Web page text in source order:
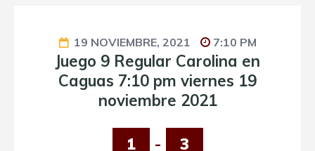
19 NOVIEMBRE, 2021 7:10 PM
Juego 9 Regular Carolina en
Caguas 7:10 pm viernes 19
noviembre 2021
1 - 3